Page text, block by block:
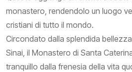
monastero, rendendolo un luogo
cristiani di tutto il mondo.
Circondato dalla splendida
Sinai, il Monastero di Santa
tranquillo dalla frenesia della vita